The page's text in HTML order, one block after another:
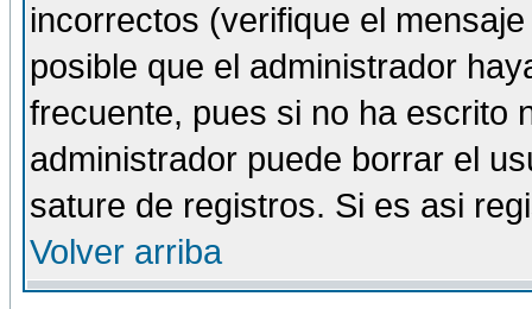
incorrectos (verifique el
posible que el administrador
frecuente, pues si no ha escrito
administrador puede borrar el
sature de registros. Si es asi
Volver arriba